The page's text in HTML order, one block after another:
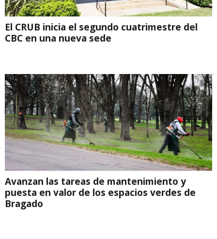
El CRUB inicia el segundo cuatrimestre del
CBC en una nueva sede
Avanzan las tareas de mantenimiento y
puesta en valor de los espacios verdes de
Bragado